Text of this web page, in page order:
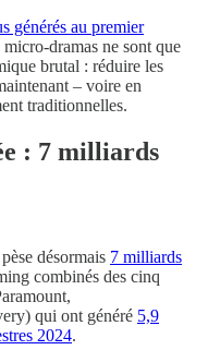
générés au premier
dramas ne sont que
brutal : réduire les
– voire en
traditionnelles.
: 7 milliards
désormais 7 milliards
combinés des cinq
qui ont généré 5,9
2024.